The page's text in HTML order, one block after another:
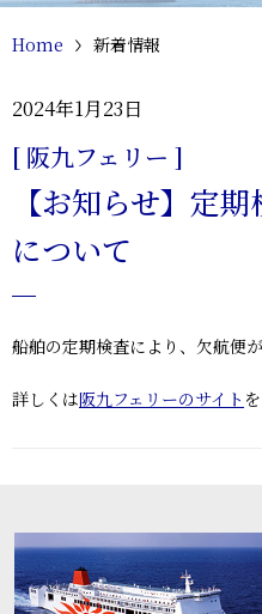
Home 新着情報
2024年1月23日
[ 阪九フェリー ]
【お知らせ】定
について
船舶の定期検査により、欠航便が
詳しくは阪九フェリーのサイト